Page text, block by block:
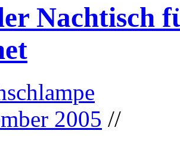
Nachtisch
2005 //